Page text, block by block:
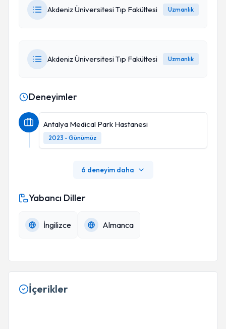
Akdeniz Üniversitesi Tıp Fakültesi Uzmanlık
Akdeniz Üniversitesi Tıp Fakültesi Uzmanlık
Deneyimler
Antalya Medical Park Hastanesi
2023 - Günümüz
6 deneyim daha
Yabancı Diller
İngilizce Almanca
İçerikler